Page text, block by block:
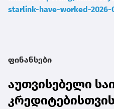
starlink-have-worked-2026-
ფინანსები
აუთვისებელი